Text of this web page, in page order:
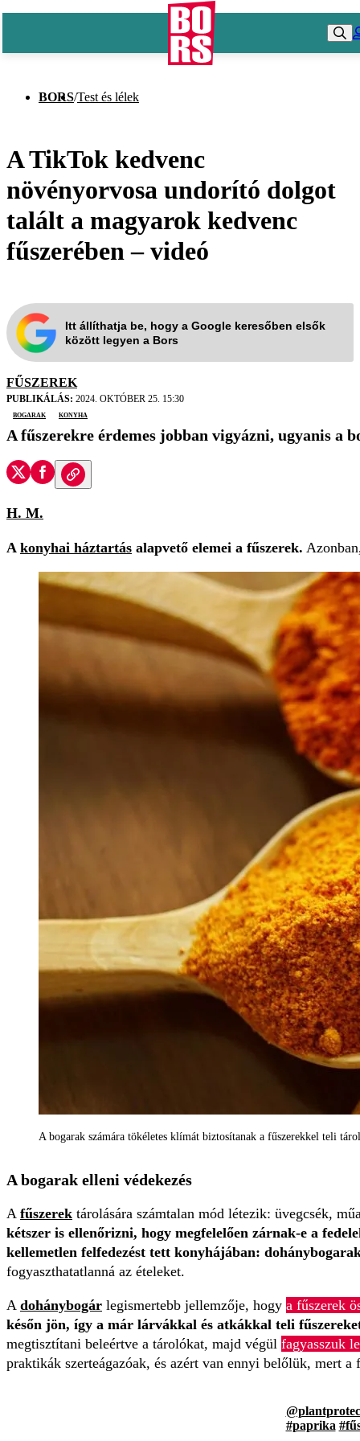
BORS/Test és lélek
A TikTok kedvenc
növényorvosa undorító dolgot
talált a magyarok kedvenc
fűszerében – videó
Itt állíthatja be, hogy a Google keresőben elsők
között legyen a Bors
FŰSZEREK
PUBLIKÁLÁS: 2024. OKTÓBER 25. 15:30
bogarak
konyha
A fűszerekre érdemes jobban vigyázni, ugyanis a
H. M.
A konyhai háztartás alapvető elemei a fűszerek.
A bogarak számára tökéletes klímát biztosítanak a fűszerekkel teli
A bogarak elleni védekezés
A fűszerek tárolására számtalan mód létezik: üvegcsék,
kétszer is ellenőrizni, hogy megfelelően zárnak-e a
kellemetlen felfedezést tett konyhájában:
fogyaszthatatlanná az ételeket.
A dohánybogár legismertebb jellemzője, hogy a fűszerek
későn jön, így a már lárvákkal és atkákkal teli
megtisztítani beleértve a tárolókat, majd végül fagyasszuk
praktikák szerteágazóak, és azért van ennyi belőlük, mert
#paprika